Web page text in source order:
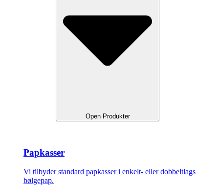
Open Produkter
Papkasser
Vi tilbyder standard papkasser i enkelt- eller dobbeltlags
bølgepap.